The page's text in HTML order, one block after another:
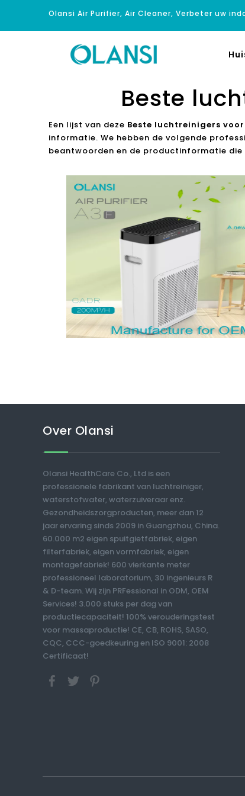
Olansi Air Purifier, Air Cleaner, Verbeter uw
Beste
Een lijst van deze Beste luchtreinigers
informatie. We hebben de volgende
beantwoorden en de productinformatie
Over Olansi
Olansi HealthCare Co., Ltd is een
professionele fabrikant van luchtreiniger,
waterstofwater, waterzuiveraar enz.
Gezondheidszorgproducten, meer dan 12
jaar ervaring sinds 2009 in Guangzhou, China.
60.000 m2 eigen spuitgietfabriek, eigen
filterfabriek, eigen vormfabriek, eigen
montagefabriek! 600 vierkante meter
professioneel laboratorium, 30 ingenieurs R
& D-team. Wij zijn PRFessional in ODM, OEM
Services! 3.000 stuks per dag van
productiecapaciteit! 100% verouderingstest
voor massaproductie! CE, CB, ROHS, SASO,
CQC, CCC-goedkeuring en ISO 9001: 2008
Certificaat!